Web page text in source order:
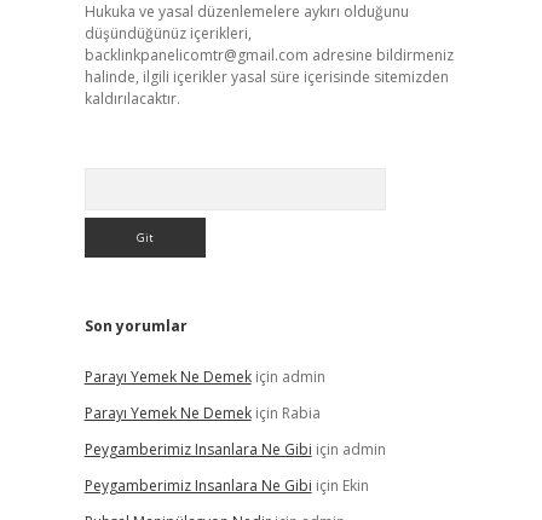
Hukuka ve yasal düzenlemelere aykırı olduğunu
düşündüğünüz içerikleri,
backlinkpanelicomtr@gmail.com adresine bildirmeniz
halinde, ilgili içerikler yasal süre içerisinde sitemizden
kaldırılacaktır.
Son yorumlar
Parayı Yemek Ne Demekiçin admin
Parayı Yemek Ne Demekiçin Rabia
Peygamberimiz Insanlara Ne Gibi için admin
Peygamberimiz Insanlara Ne Gibi için Ekin